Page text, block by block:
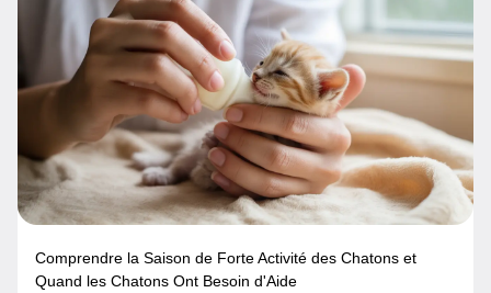
Comprendre la Saison de Forte Activité des Chatons et
Quand les Chatons Ont Besoin d'Aide